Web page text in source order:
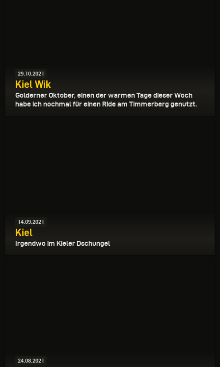
29.10.2021
Kiel Wik
Golderner Oktober, einen der warmen Tage dieser Woch
habe ich nochmal für einen Ride am Timmerberg genutzt.
14.09.2021
Kiel
Irgendwo im Kieler Dschungel
24.08.2021